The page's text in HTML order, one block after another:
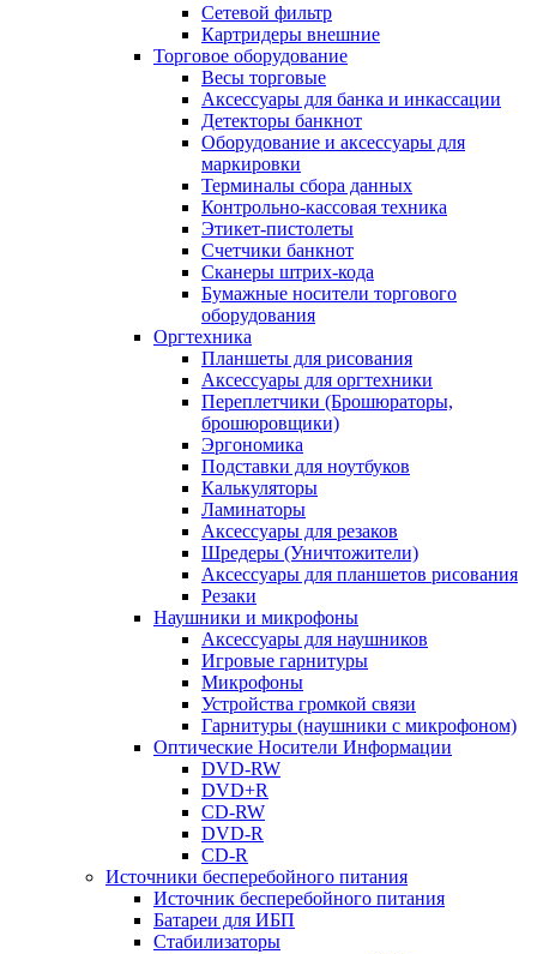
Сетевой фильтр
Картридеры внешние
Торговое оборудование
Весы торговые
Аксессуары для банка и инкассации
Детекторы банкнот
Оборудование и аксессуары для
маркировки
Терминалы сбора данных
Контрольно-кассовая техника
Этикет-пистолеты
Счетчики банкнот
Сканеры штрих-кода
Бумажные носители торгового
оборудования
Оргтехника
Планшеты для рисования
Аксессуары для оргтехники
Переплетчики (Брошюраторы,
брошюровщики)
Эргономика
Подставки для ноутбуков
Калькуляторы
Ламинаторы
Аксессуары для резаков
Шредеры (Уничтожители)
Аксессуары для планшетов рисования
Резаки
Наушники и микрофоны
Аксессуары для наушников
Игровые гарнитуры
Микрофоны
Устройства громкой связи
Гарнитуры (наушники с микрофоном)
Оптические Носители Информации
DVD-RW
DVD+R
CD-RW
DVD-R
CD-R
Источники бесперебойного питания
Источник бесперебойного питания
Батареи для ИБП
Стабилизаторы